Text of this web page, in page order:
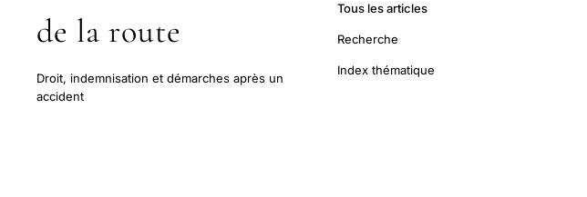
de la route
Droit, indemnisation et démarches après un
accident
Tous les articles
Recherche
Index thématique